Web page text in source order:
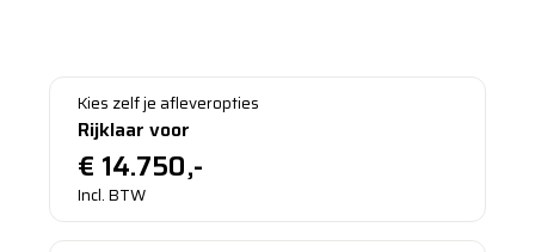
Kies zelf je afleveropties
Rijklaar voor
€ 14.750,-
Incl. BTW